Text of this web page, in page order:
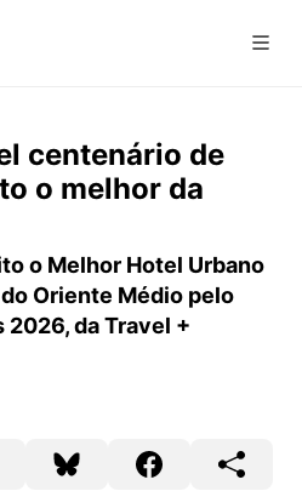
centenário de
o melhor da
o Melhor Hotel Urbano
Oriente Médio pelo
da Travel +